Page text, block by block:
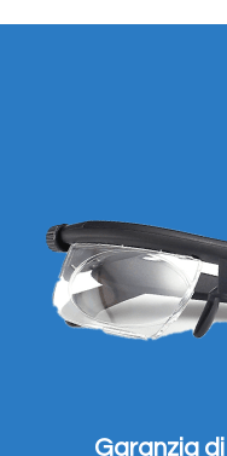
Garanzia